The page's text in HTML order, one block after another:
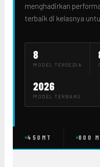
menghadirkan
terbaik di kelasnya
8
MODEL TERSEDIA
2026
MODEL TERBARU
450MT 800